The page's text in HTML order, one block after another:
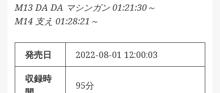
M13 DA DA マシンガン 01:21:30～
M14 支え 01:28:21～
発売日 2022-08-01 12:00:03
収録時
95分